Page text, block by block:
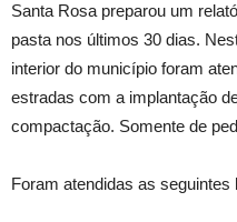
Santa Rosa preparou um
pasta nos últimos 30 dias.
interior do município foram
estradas com a implantação
compactação. Somente de
Foram atendidas as seguintes